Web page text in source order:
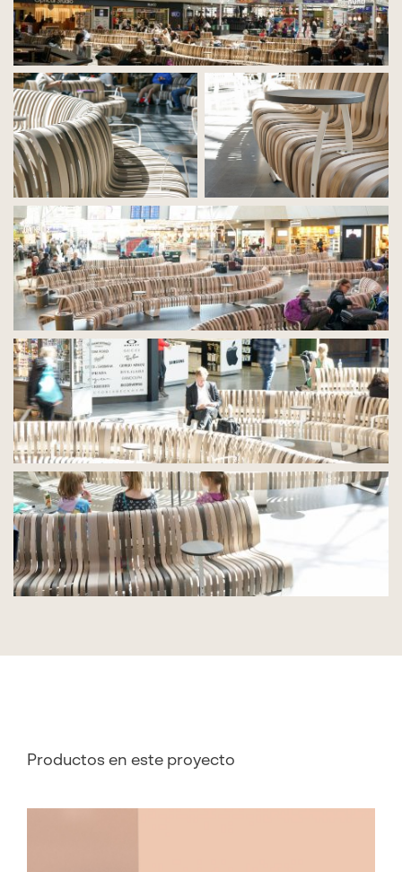
Productos en este proyecto